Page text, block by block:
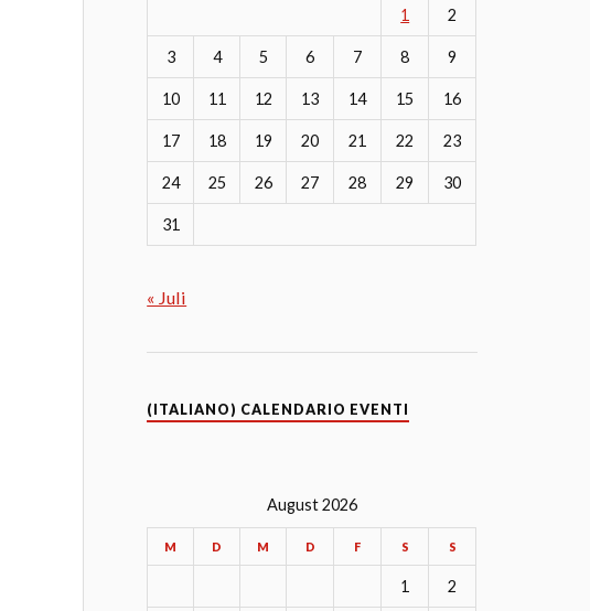
1 2
3 4 5 6 7 8 9
10 11 12 13 14 15 16
17 18 19 20 21 22 23
24 25 26 27 28 29 30
31
« Juli
(ITALIANO) CALENDARIO EVENTI
August 2026
M D M D F S S
1 2